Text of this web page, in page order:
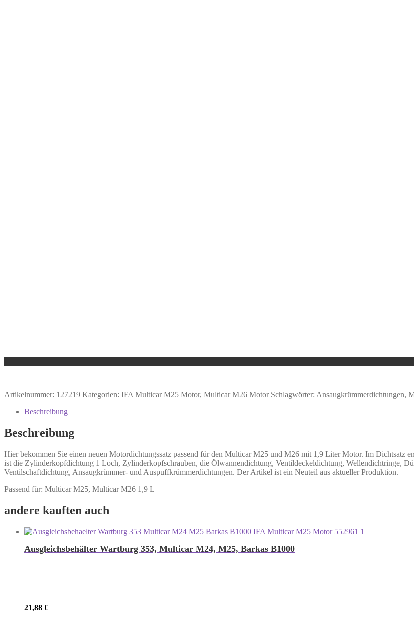
Artikelnummer: 127219 Kategorien: IFA Multicar M25 Motor, Multicar M26 Motor Schlagwörter: Ansaugkrümmerdichtungen,
Beschreibung
Beschreibung
Hier bekommen Sie einen neuen Motordichtungssatz passend für den Multicar M25 und M26 mit 1,9 Liter Motor. Im Dichtsatz
ist die Zylinderkopfdichtung 1 Loch, Zylinderkopfschrauben, die Ölwannendichtung, Ventildeckeldichtung, Wellendichtringe,
Ventilschaftdichtung, Ansaugkrümmer- und Auspuffkrümmerdichtungen. Der Artikel ist ein Neuteil aus aktueller Produktion.
Passend für: Multicar M25, Multicar M26 1,9 L
andere kauften auch
Ausgleichsbehälter Wartburg 353, Multicar M24, M25, Barkas B1000
21,88 €